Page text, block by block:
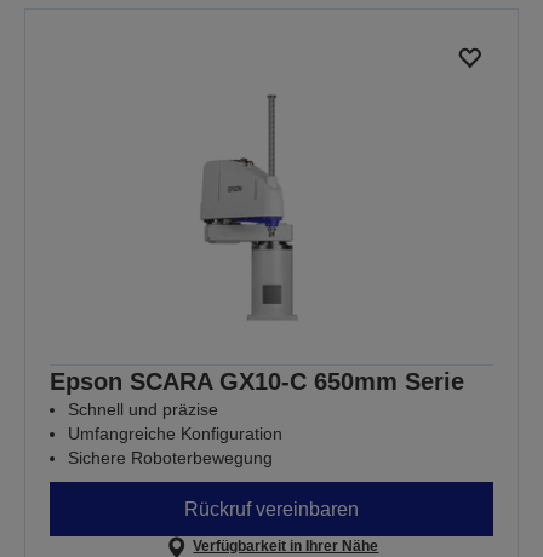
Epson SCARA GX10-C 650mm Serie
Schnell und präzise
Umfangreiche Konfiguration
Sichere Roboterbewegung
Rückruf vereinbaren
Verfügbarkeit in Ihrer Nähe